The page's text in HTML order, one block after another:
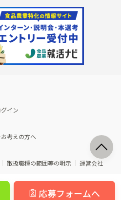
応募フォームへ
その他畜産
その他動物の畜産業（羊、ウズラな
ど）
植物工場
環境制御された工場で野菜の生産管
理
流通･商社
農産物・農産品の物流・卸し・輸出
入
福祉
漁業･養殖
魚介類の採捕・養殖、または水産加
工場
WEB･IT
AT免許OK
管理者･幹部採用
年間休日100日以上
独立支援可能
イン
考えの方へ
取扱職種の範囲等の明示 運営会社